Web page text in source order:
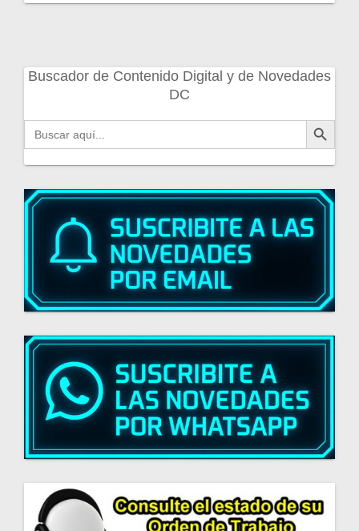
Buscador de Contenido Digital y de Novedades
DC
Buscar: Botón de búsqueda